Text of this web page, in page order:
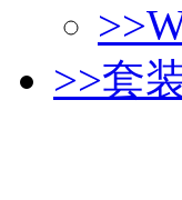
>>
>>套